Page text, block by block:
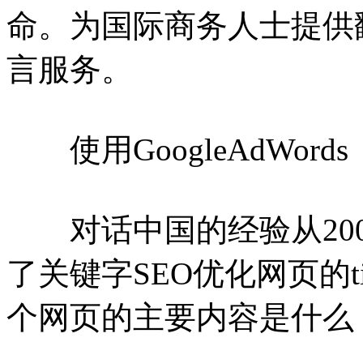
命。为国际商务人士提
言服务。
使用GoogleAdWords
对话中国的经验从
了关键字SEO优化网页
个网页的主要内容是什